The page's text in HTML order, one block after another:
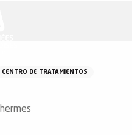
CENTRO DE TRATAMIENTOS